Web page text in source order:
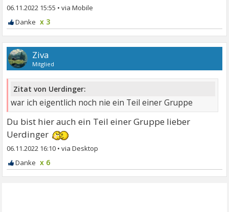
06.11.2022 15:55 •
x 3
Ziva
Mitglied
Zitat von Uerdinger:
war ich eigentlich noch nie ein Teil einer Gruppe
Du bist hier auch ein Teil einer Gruppe lieber
Uerdinger
06.11.2022 16:10 •
x 6